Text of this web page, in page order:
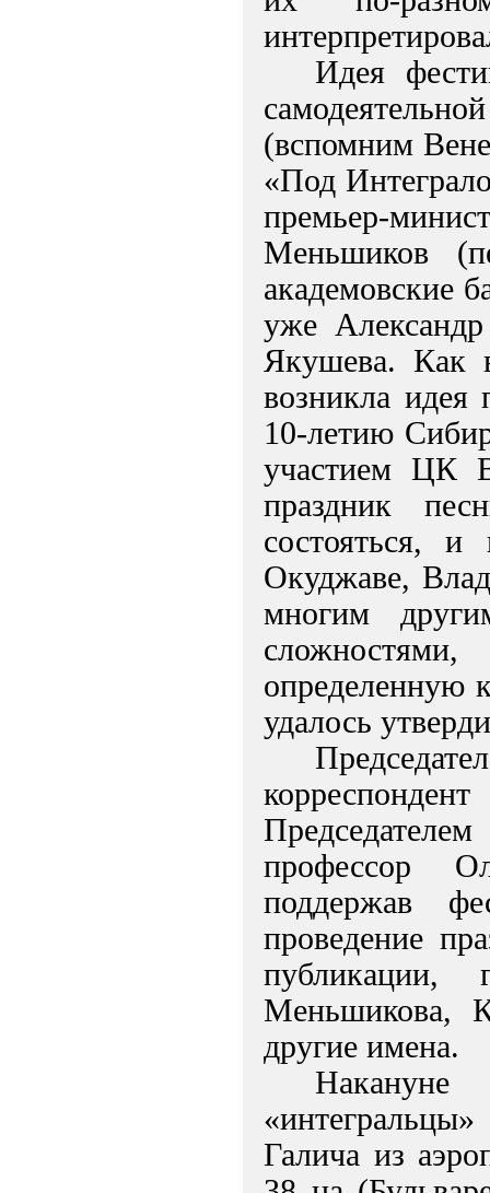
Идея
(вспомним
«Под
премьер-
Меньшиков
академовские
уже
Якушева. Как
возникла идея
10-летию
участием ЦК
праздник
состояться, и
Окуджаве,
многим
определенную
удалось
профессор
поддержав
проведение
публикации,
Меньшикова,
другие имена.
Галича из